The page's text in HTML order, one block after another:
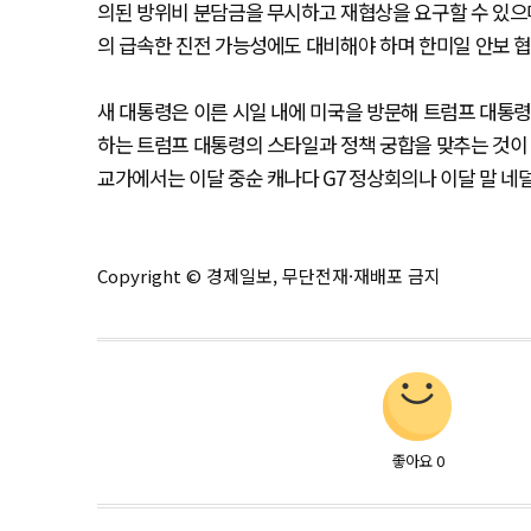
의된 방위비 분담금을 무시하고 재협상을 요구할 수 있
의 급속한 진전 가능성에도 대비해야 하며 한미일 안보
새 대통령은 이른 시일 내에 미국을 방문해 트럼프 대통
하는 트럼프 대통령의 스타일과 정책 궁합을 맞추는 것
교가에서는 이달 중순 캐나다 G7 정상회의나 이달 말
Copyright © 경제일보, 무단전재·재배포 금지
좋아요 0